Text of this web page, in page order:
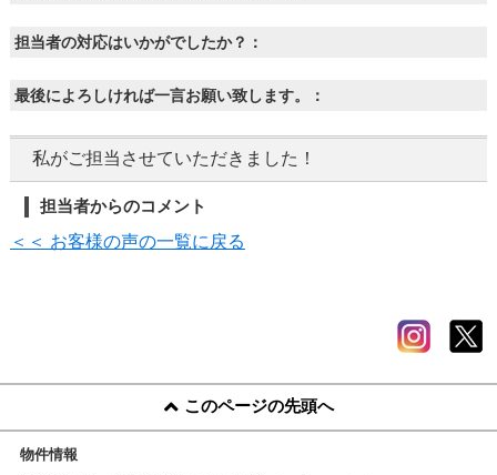
担当者の対応はいかがでしたか？：
最後によろしければ一言お願い致します。：
私がご担当させていただきました！
担当者からのコメント
＜＜ お客様の声の一覧に戻る
このページの先頭へ
物件情報